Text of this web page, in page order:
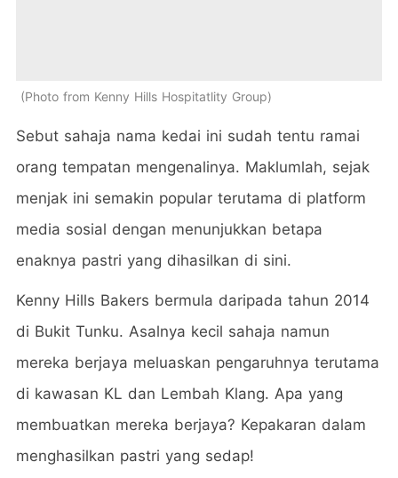
Photo from Kenny Hills Hospitatlity Group
Sebut sahaja nama kedai ini sudah tentu ramai
orang tempatan mengenalinya. Maklumlah, sejak
menjak ini semakin popular terutama di platform
media sosial dengan menunjukkan betapa
enaknya pastri yang dihasilkan di sini.
Kenny Hills Bakers bermula daripada tahun 2014
di Bukit Tunku. Asalnya kecil sahaja namun
mereka berjaya meluaskan pengaruhnya terutama
di kawasan KL dan Lembah Klang. Apa yang
membuatkan mereka berjaya? Kepakaran dalam
menghasilkan pastri yang sedap!